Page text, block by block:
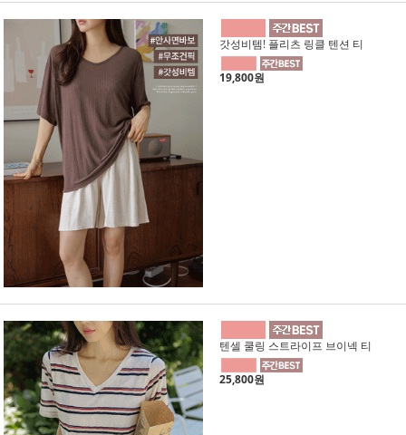
갓성비템! 플리츠 링클 텐션 티
19,800원
텐셀 쿨링 스트라이프 브이넥 티
25,800원